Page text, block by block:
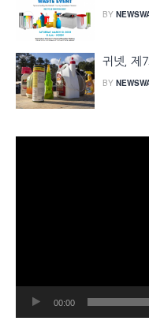
BY
귀넷, 제
BY
00:00